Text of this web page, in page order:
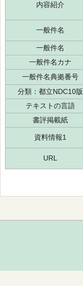
内容紹介
一般件名
一般件名
一般件名カナ
一般件名典拠番号
分類：都立NDC10版
テキストの言語
書評掲載紙
資料情報1
URL